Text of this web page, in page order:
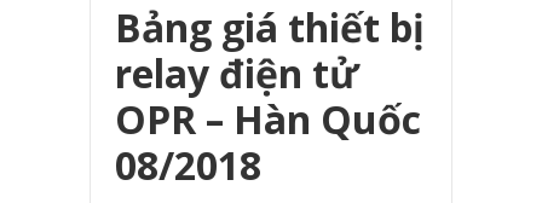
Bảng giá thiết bị
relay điện tử
OPR – Hàn Quốc
08/2018